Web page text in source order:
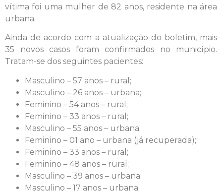
vítima foi uma mulher de 82 anos, residente na área
urbana.
Ainda de acordo com a atualização do boletim, mais
35 novos casos foram confirmados no município.
Tratam-se dos seguintes pacientes:
Masculino – 57 anos – rural;
Masculino – 26 anos – urbana;
Feminino – 54 anos – rural;
Feminino – 33 anos – rural;
Masculino – 55 anos – urbana;
Feminino – 01 ano – urbana (já recuperada);
Feminino – 33 anos – rural;
Feminino – 48 anos – rural;
Masculino – 39 anos – urbana;
Masculino – 17 anos – urbana;